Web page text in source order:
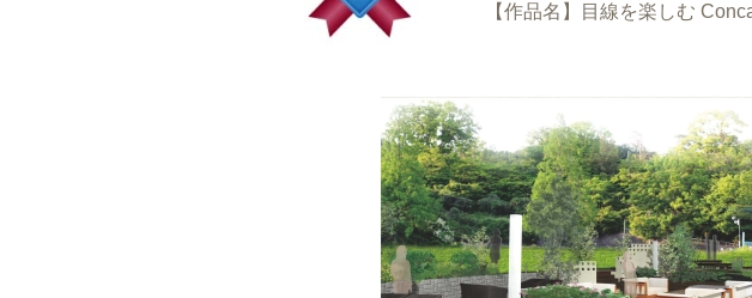
【作品名】目線を楽しむ